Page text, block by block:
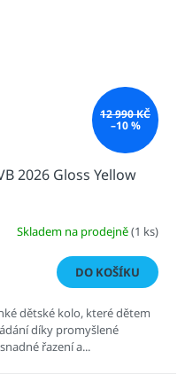
12 990 KČ
–10 %
2026 Gloss Yellow
Skladem na prodejně(1 ks)
DO KOŠÍKU
dětské kolo, které dětem
díky promyšlené
řazení a...